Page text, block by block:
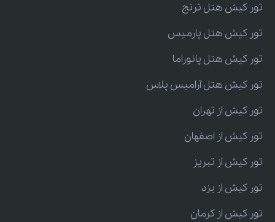
تور کیش هتل ترنج
تور کیش هتل پارمیس
تور کیش هتل پانوراما
تور کیش هتل آرامیس پلاس
تور کیش از تهران
تور کیش از اصفهان
تور کیش از تبریز
تور کیش از یزد
تور کیش از کرمان